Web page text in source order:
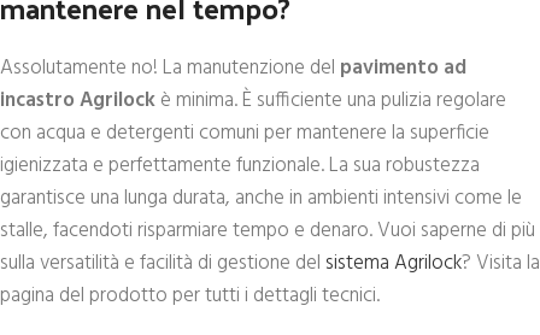
Assolutamente no! La manutenzione del pavimento ad
incastro Agrilockè minima. È sufficiente una pulizia regolare
con acqua e detergenti comuni per mantenere la superficie
igienizzata e perfettamente funzionale. La sua robustezza
garantisce una lunga durata, anche in ambienti intensivi come le
stalle, facendoti risparmiare tempo e denaro. Vuoi saperne di più
sulla versatilità e facilità di gestione del sistema Agrilock? Visita la
pagina del prodotto per tutti i dettagli tecnici.